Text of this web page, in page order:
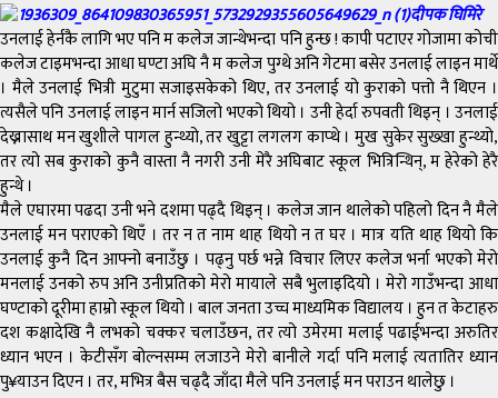
दीपक घिमिरे
उनलाई हेर्नकै लागि भए पनि म कलेज जान्थेभन्दा पनि हुन्छ ! कापी पटाएर गोजामा कोची
कलेज टाइमभन्दा आधा घण्टा अघि नै म कलेज पुग्थे अनि गेटमा बसेर उनलाई लाइन मार्थे
। मैले उनलाई भित्री मुटुमा सजाइसकेको थिए, तर उनलाई यो कुराको पत्तो नै थिएन ।
त्यसैले पनि उनलाई लाइन मार्न सजिलो भएको थियो । उनी हेर्दा रुपवती थिइन् । उनलाई
देख्नासाथ मन खुशीले पागल हुन्थ्यो, तर खुट्टा लगलग काप्थे । मुख सुकेर सुख्खा हुन्थ्यो,
तर त्यो सब कुराको कुनै वास्ता नै नगरी उनी मेरै अघिबाट स्कूल भित्रिन्थिन्, म हेरेको हेरै
हुन्थे ।
मैले एघारमा पढदा उनी भने दशमा पढ्दै थिइन् । कलेज जान थालेको पहिलो दिन नै मैले
उनलाई मन पराएको थिएँ । तर न त नाम थाह थियो न त घर । मात्र यति थाह थियो कि
उनलाई कुनै दिन आफ्नो बनाउँछु । पढ्नु पर्छ भन्ने विचार लिएर कलेज भर्ना भएको मेरो
मनलाई उनको रुप अनि उनीप्रतिको मेरो मायाले सबै भुलाइदियो । मेरो गाउँभन्दा आधा
घण्टाको दूरीमा हाम्रो स्कूल थियो । बाल जनता उच्च माध्यमिक विद्यालय । हुन त केटाहरु
दश कक्षादेखि नै लभको चक्कर चलाउँछन, तर त्यो उमेरमा मलाई पढाईभन्दा अरुतिर
ध्यान भएन । केटीसँग बोल्नसम्म लजाउने मेरो बानीले गर्दा पनि मलाई त्यतातिर ध्यान
पु¥याउन दिएन । तर, मभित्र बैस चढ्दै जाँदा मैले पनि उनलाई मन पराउन थालेछु ।